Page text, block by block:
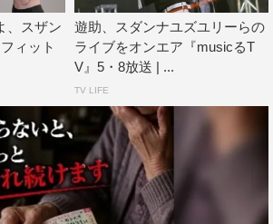
、スザン
ィット
遊助、スダンナユズユリーらの
ライブをオンエア『musicるT
V』5・8放送 | ...
TV LIFE